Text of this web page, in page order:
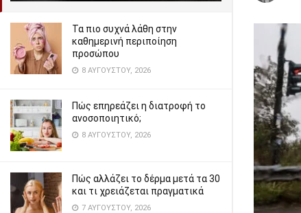
Τα πιο συχνά λάθη στην
καθημερινή περιποίηση
προσώπου
8 ΑΥΓΟΎΣΤΟΥ, 2026
Πώς επηρεάζει η διατροφή το
ανοσοποιητικό;
8 ΑΥΓΟΎΣΤΟΥ, 2026
Πώς αλλάζει το δέρμα μετά τα 30
και τι χρειάζεται πραγματικά
7 ΑΥΓΟΎΣΤΟΥ, 2026